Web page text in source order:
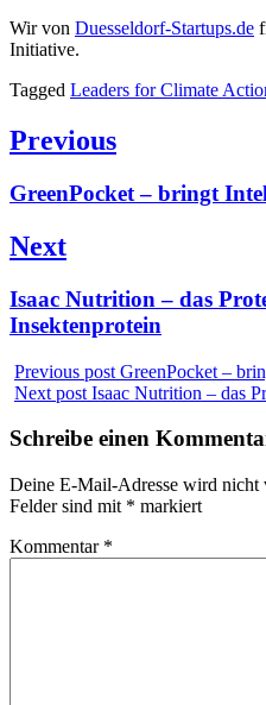
Wir von Duesseldorf-Startups.de
Initiative.
Tagged Leaders for Climate
Beitragsnavigation
Previous
Previous
GreenPocket – bringt
Next
Next
post:
Isaac Nutrition – das
Insektenprotein
Previous post GreenPocket –
Next post Isaac Nutrition – das
Schreibe einen
Deine E-Mail-Adresse wird nicht
Felder sind mit * markiert
Kommentar *